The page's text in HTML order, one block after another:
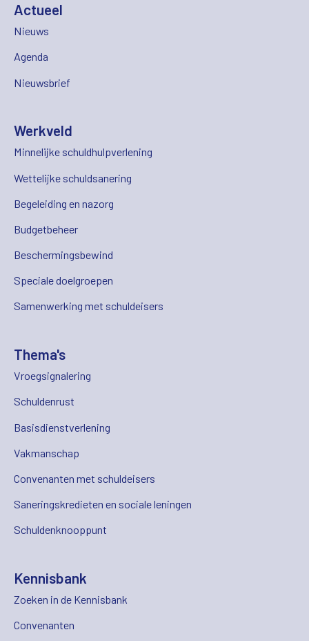
Actueel
Nieuws
Agenda
Nieuwsbrief
Werkveld
Minnelijke schuldhulpverlening
Wettelijke schuldsanering
Begeleiding en nazorg
Budgetbeheer
Beschermingsbewind
Speciale doelgroepen
Samenwerking met schuldeisers
Thema's
Vroegsignalering
Schuldenrust
Basisdienstverlening
Vakmanschap
Convenanten met schuldeisers
Saneringskredieten en sociale leningen
Schuldenknooppunt
Kennisbank
Zoeken in de Kennisbank
Convenanten